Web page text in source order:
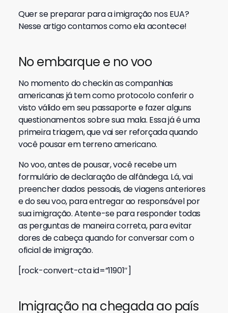
Quer se preparar para a imigração nos EUA?
Nesse artigo contamos como ela acontece!
No embarque e no voo
No momento do checkin as companhias
americanas já tem como protocolo conferir o
visto válido em seu passaporte e fazer alguns
questionamentos sobre sua mala. Essa já é uma
primeira triagem, que vai ser reforçada quando
você pousar em terreno americano.
No voo, antes de pousar, você recebe um
formulário de declaração de alfândega. Lá, vai
preencher dados pessoais, de viagens anteriores
e do seu voo, para entregar ao responsável por
sua imigração. Atente-se para responder todas
as perguntas de maneira correta, para evitar
dores de cabeça quando for conversar com o
oficial de imigração.
[rock-convert-cta id=”11901″]
Imigração na chegada ao país